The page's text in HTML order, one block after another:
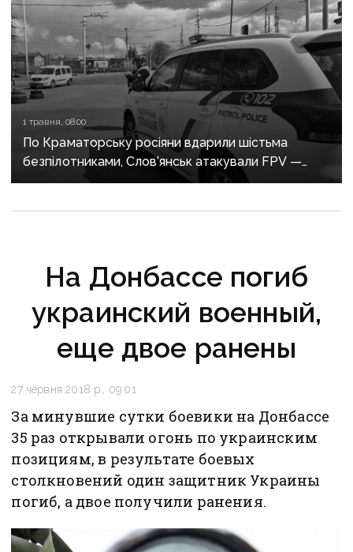
1 травня, 08:00
По Краматорську росіяни вдарили шістьма
безпілотниками, Слов’янськ атакували FPV —
росіяни не припиняють обстріли Донеччини
На Донбассе погиб
украинский военный,
еще двое ранены
27 червня 2018 р., 09:01
За минувшие сутки боевики на Донбассе
35 раз открывали огонь по украинским
позициям, в результате боевых
столкновений один защитник Украины
погиб, а двое получили ранения.